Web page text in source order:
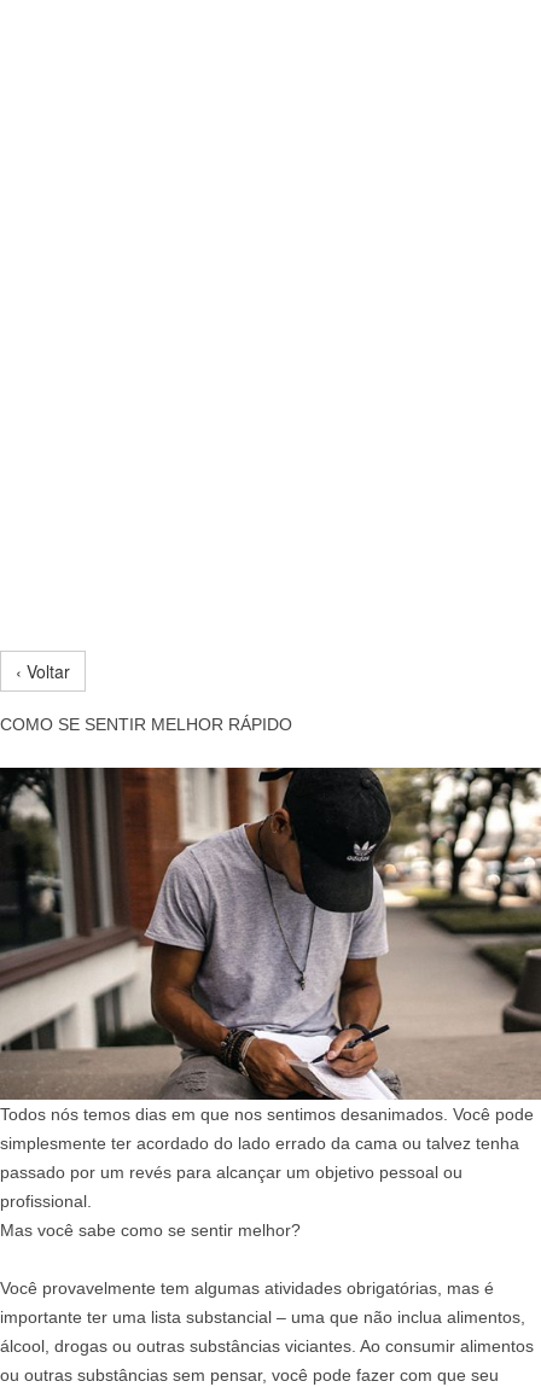
‹ Voltar
COMO SE SENTIR MELHOR RÁPIDO
Todos nós temos dias em que nos sentimos desanimados. Você pode
simplesmente ter acordado do lado errado da cama ou talvez tenha
passado por um revés para alcançar um objetivo pessoal ou
profissional.
Mas você sabe como se sentir melhor?
Você provavelmente tem algumas atividades obrigatórias, mas é
importante ter uma lista substancial – uma que não inclua alimentos,
álcool, drogas ou outras substâncias viciantes. Ao consumir alimentos
ou outras substâncias sem pensar, você pode fazer com que seu